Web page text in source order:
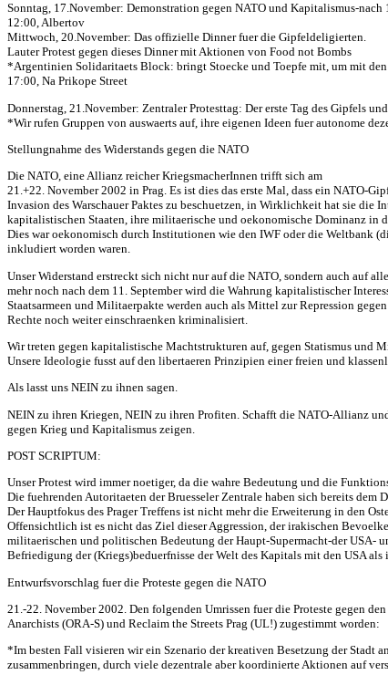
Sonntag, 17.November: Demonstration gegen NATO und Kapitalismus-
12:00, Albertov
Mittwoch, 20.November: Das offizielle Dinner fuer die Gipfeldeligierten.
Lauter Protest gegen dieses Dinner mit Aktionen von Food not Bombs
*Argentinien Solidaritaets Block: bringt Stoecke und Toepfe mit, um mit
17:00, Na Prikope Street
Donnerstag, 21.November: Zentraler Protesttag: Der erste Tag des Gipfels
*Wir rufen Gruppen von auswaerts auf, ihre eigenen Ideen fuer autonome
Stellungnahme des Widerstands gegen die NATO
Die NATO, eine Allianz reicher KriegsmacherInnen trifft sich am
21.+22. November 2002 in Prag. Es ist dies das erste Mal, dass ein NATO-
Invasion des Warschauer Paktes zu beschuetzen, in Wirklichkeit hat sie die
kapitalistischen Staaten, ihre militaerische und oekonomische Dominanz in
Dies war oekonomisch durch Institutionen wie den IWF oder die Weltbank
inkludiert worden waren.
Unser Widerstand erstreckt sich nicht nur auf die NATO, sondern auch auf
mehr noch nach dem 11. September wird die Wahrung kapitalistischer
Staatsarmeen und Militaerpakte werden auch als Mittel zur Repression
Rechte noch weiter einschraenken kriminalisiert.
Wir treten gegen kapitalistische Machtstrukturen auf, gegen Statismus und
Unsere Ideologie fusst auf den libertaeren Prinzipien einer freien und
Als lasst uns NEIN zu ihnen sagen.
NEIN zu ihren Kriegen, NEIN zu ihren Profiten. Schafft die NATO-Allianz
gegen Krieg und Kapitalismus zeigen.
POST SCRIPTUM:
Unser Protest wird immer noetiger, da die wahre Bedeutung und die
Die fuehrenden Autoritaeten der Bruesseler Zentrale haben sich bereits dem
Der Hauptfokus des Prager Treffens ist nicht mehr die Erweiterung in den
Offensichtlich ist es nicht das Ziel dieser Aggression, der irakischen
militaerischen und politischen Bedeutung der Haupt-Supermacht-der USA-
Befriedigung der (Kriegs)beduerfnisse der Welt des Kapitals mit den USA
Entwurfsvorschlag fuer die Proteste gegen die NATO
21.-22. November 2002. Den folgenden Umrissen fuer die Proteste gegen
Anarchists (ORA-S) und Reclaim the Streets Prag (UL!) zugestimmt worden:
*Im besten Fall visieren wir ein Szenario der kreativen Besetzung der Stadt
zusammenbringen, durch viele dezentrale aber koordinierte Aktionen auf